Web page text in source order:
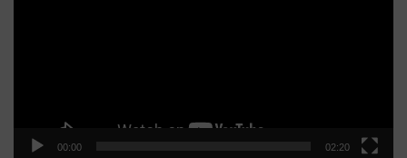
00:00 02:20